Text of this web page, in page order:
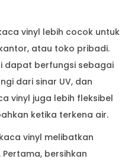
vinyl lebih cocok untuk
atau toko pribadi.
dapat berfungsi sebagai
dari sinar UV, dan
vinyl juga lebih fleksibel
ketika terkena air.
vinyl melibatkan
bersihkan